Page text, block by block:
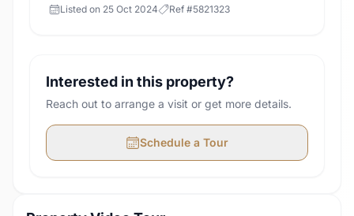
Listed on 25 Oct 2024 Ref #5821323
Interested in this property?
Reach out to arrange a visit or get more details.
Schedule a Tour